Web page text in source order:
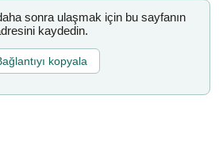
sonra ulaşmak için bu sayfanın
kaydedin.
kopyala